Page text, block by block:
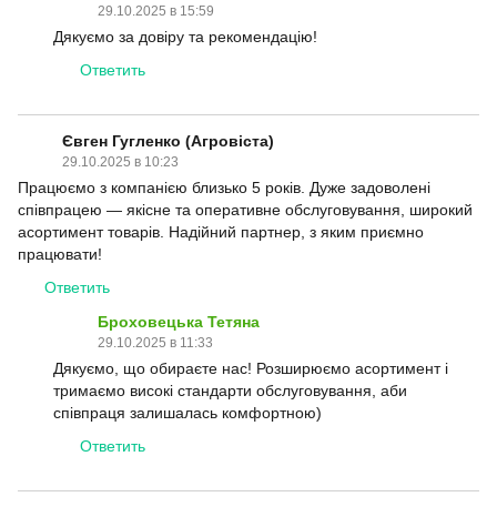
29.10.2025 в 15:59
Дякуємо за довіру та рекомендацію!
Ответить
Євген Гугленко (Агровіста)
29.10.2025 в 10:23
Працюємо з компанією близько 5 років. Дуже задоволені
співпрацею — якісне та оперативне обслуговування, широкий
асортимент товарів. Надійний партнер, з яким приємно
працювати!
Ответить
Броховецька Тетяна
29.10.2025 в 11:33
Дякуємо, що обираєте нас! Розширюємо асортимент і
тримаємо високі стандарти обслуговування, аби
співпраця залишалась комфортною)
Ответить